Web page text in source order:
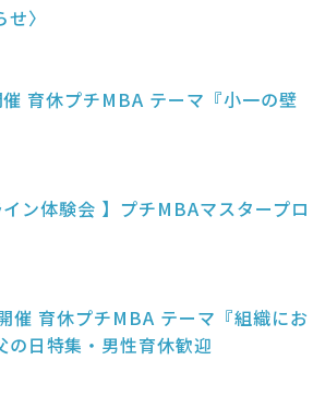
〉
育休プチMBA テーマ『小一の壁
ン体験会 】プチMBAマスタープロ
催 育休プチMBA テーマ『組織にお
の日特集・男性育休歓迎